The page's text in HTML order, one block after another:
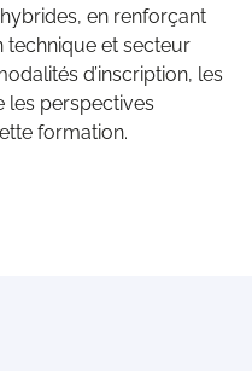
en renforçant
technique et secteur
d’inscription, les
les perspectives
formation.